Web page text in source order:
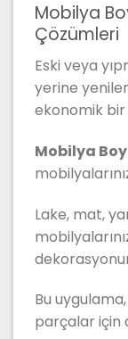
Mobilya
Çözümleri
Eski veya
yerine
ekonomik
Mobilya
Lake, mat,
Bu
parçalar için